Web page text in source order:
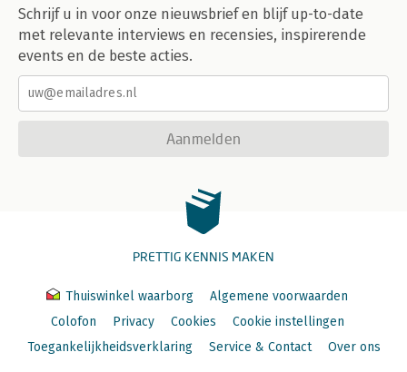
Schrijf u in voor onze nieuwsbrief en blijf up-to-date
met relevante interviews en recensies, inspirerende
events en de beste acties.
Aanmelden
PRETTIG KENNIS MAKEN
Thuiswinkel waarborg
Algemene voorwaarden
Colofon
Privacy Cookies
Cookie instellingen
Toegankelijkheidsverklaring
Service & Contact Over ons